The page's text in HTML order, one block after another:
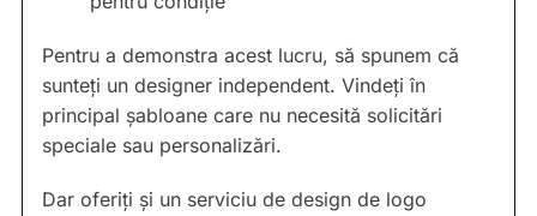
Pentru a demonstra acest lucru, să spunem că
sunteți un designer independent. Vindeți în
principal șabloane care nu necesită solicitări
speciale sau personalizări.
Dar oferiți și un serviciu de design de logo